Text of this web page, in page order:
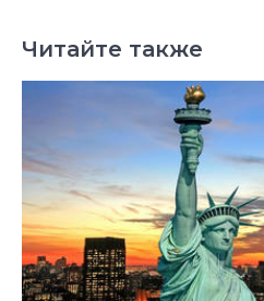
Читайте также